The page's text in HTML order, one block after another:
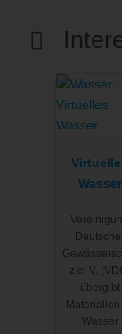
Wasser
z e. V.
übergibt
Materialien
Wasser